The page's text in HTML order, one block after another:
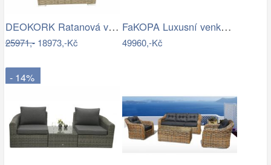
DEOKORK Ratanová variabilní sestava…
25971,-18973,-Kč
FaKOPA Luxusní venkovní sezení z…
49960,-Kč
- 14%